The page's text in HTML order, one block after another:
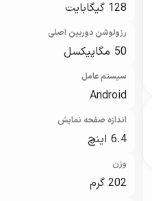
128 گیگابایت
رزولوشن دوربین اصلی
50 مگاپیکسل
سیستم عامل
Android
اندازه صفحه نمایش
6.4 اینچ
وزن
202 گرم